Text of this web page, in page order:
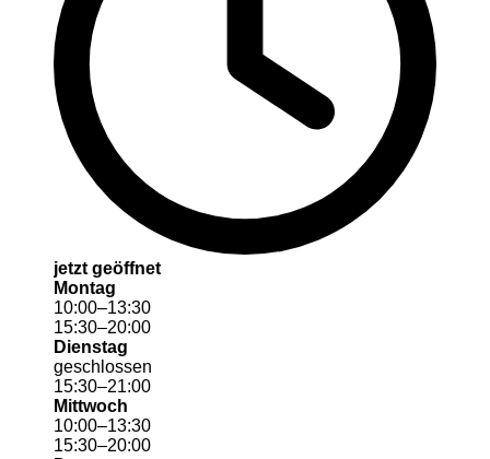
jetzt geöffnet
Montag
10:00–13:30
15:30–20:00
Dienstag
geschlossen
15:30–21:00
Mittwoch
10:00–13:30
15:30–20:00